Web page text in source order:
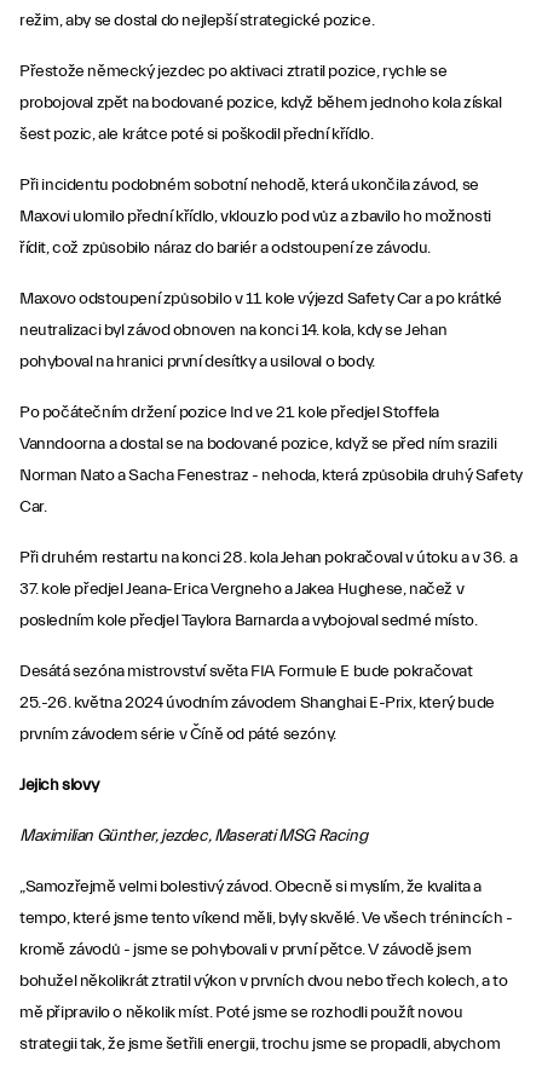
režim, aby se dostal do nejlepší strategické pozice.
Přestože německý jezdec po aktivaci ztratil pozice, rychle se
probojoval zpět na bodované pozice, když během jednoho kola získal
šest pozic, ale krátce poté si poškodil přední křídlo.
Při incidentu podobném sobotní nehodě, která ukončila závod, se
Maxovi ulomilo přední křídlo, vklouzlo pod vůz a zbavilo ho možnosti
řídit, což způsobilo náraz do bariér a odstoupení ze závodu.
Maxovo odstoupení způsobilo v 11. kole výjezd Safety Car a po krátké
neutralizaci byl závod obnoven na konci 14. kola, kdy se Jehan
pohyboval na hranici první desítky a usiloval o body.
Po počátečním držení pozice Ind ve 21. kole předjel Stoffela
Vanndoorna a dostal se na bodované pozice, když se před ním srazili
Norman Nato a Sacha Fenestraz - nehoda, která způsobila druhý Safety
Car.
Při druhém restartu na konci 28. kola Jehan pokračoval v útoku a v 36. a
37. kole předjel Jeana-Erica Vergneho a Jakea Hughese, načež v
posledním kole předjel Taylora Barnarda a vybojoval sedmé místo.
Desátá sezóna mistrovství světa FIA Formule E bude pokračovat
25.-26. května 2024 úvodním závodem Shanghai E-Prix, který bude
prvním závodem série v Číně od páté sezóny.
Jejich slovy
Maximilian Günther, jezdec, Maserati MSG Racing
„Samozřejmě velmi bolestivý závod. Obecně si myslím, že kvalita a
tempo, které jsme tento víkend měli, byly skvělé. Ve všech trénincích -
kromě závodů - jsme se pohybovali v první pětce. V závodě jsem
bohužel několikrát ztratil výkon v prvních dvou nebo třech kolech, a to
mě připravilo o několik míst. Poté jsme se rozhodli použít novou
strategii tak, že jsme šetřili energii, trochu jsme se propadli, abychom